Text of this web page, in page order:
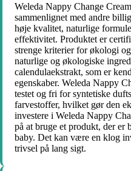
Weleda Nappy Change
sammenlignet med andre
høje kvalitet, naturlige
effektivitet. Produktet er
strenge kriterier for økologi
naturlige og økologiske
calendulaekstrakt, som er
egenskaber. Weleda Nappy
testet og fri for syntetiske
farvestoffer, hvilket gør den
investere i Weleda Nappy
på at bruge et produkt, der er
baby. Det kan være en klog
trivsel på lang sigt.